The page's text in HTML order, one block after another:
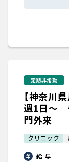
定期非常勤
【神奈川
週1日～
門外来
クリニック
給 与